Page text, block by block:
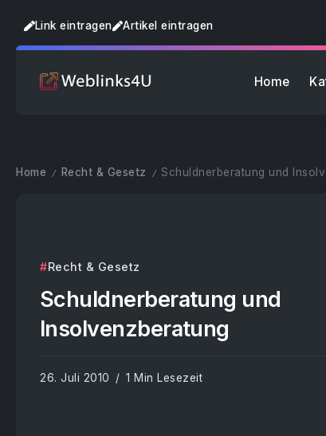
Link eintragen Artikel eintragen
Home
Home / Recht & Gesetz / Schuldnerberatung und
Recht & Gesetz
Schuldnerberatung und
Insolvenzberatung
26. Juli 2010 1 Min Lesezeit